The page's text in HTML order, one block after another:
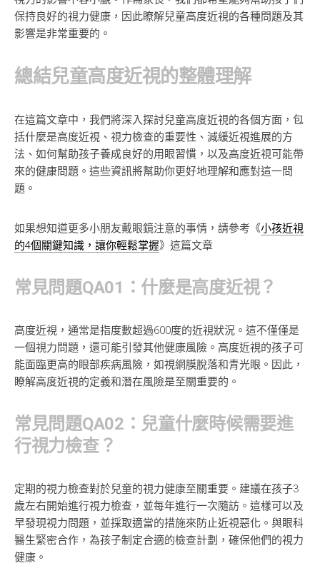
保持良好的視力健康，因此瞭解兒童高度近視的各種問題及其
影響是非常重要的。
總結兒童高度近視的整體理解
在這篇文章中，我們將深入探討兒童高度近視的各個方面，包
括什麼是高度近視、視力檢查的重要性、減緩近視進展的方
法、如何幫助孩子養成良好的用眼習慣，以及高度近視可能帶
來的健康問題。這些資訊將幫助你更好地理解和應對這一問
題。
如果想知道更多小朋友戴眼鏡注意的事情，請參考《小孩近視
的4個關鍵知識，讓你輕鬆掌握》這篇文章
常見問題QA01：什麼是高度近視？
高度近視，通常是指度數超過600度的近視狀況。這不僅僅是
一個視力問題，還可能引發其他健康風險。高度近視的孩子可
能面臨更高的眼部疾病風險，如視網膜脫落和青光眼。因此，
瞭解高度近視的定義和潛在風險是至關重要的。
常見問題QA02：兒童什麼時候需要進
行視力檢查？
定期的視力檢查對於兒童的視力健康至關重要。建議在孩子3
歲左右開始進行視力檢查，並每年進行一次隨訪。這樣可以及
早發現視力問題，並採取適當的措施來防止近視惡化。與眼科
醫生緊密合作，為孩子制定合適的檢查計劃，確保他們的視力
健康。